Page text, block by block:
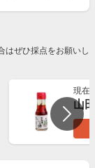
はぜひ採点をお願いし
現在
山